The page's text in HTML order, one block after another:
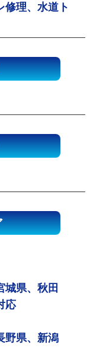
修理、水道ト
城県、秋田
応
野県、新潟